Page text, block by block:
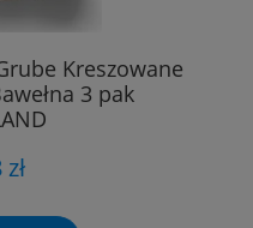
Kreszowane
3 pak